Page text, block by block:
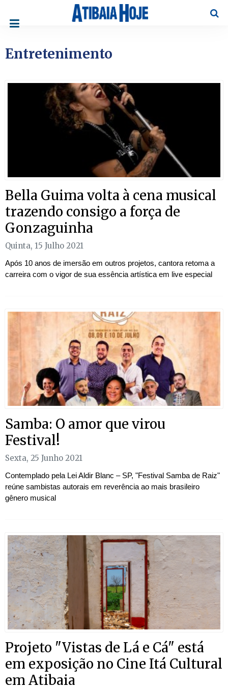
Entretenimento
Bella Guima volta à cena musical
trazendo consigo a força de
Gonzaguinha
Quinta, 15 Julho 2021
Após 10 anos de imersão em outros projetos, cantora retoma a
carreira com o vigor de sua essência artística em live especial
Samba: O amor que virou
Festival!
Sexta, 25 Junho 2021
Contemplado pela Lei Aldir Blanc – SP, "Festival Samba de Raiz"
reúne sambistas autorais em reverência ao mais brasileiro
gênero musical
Projeto "Vistas de Lá e Cá" está
em exposição no Cine Itá Cultural
em Atibaia